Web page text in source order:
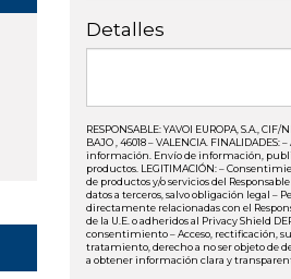
Detalles
RESPONSABLE: YAVOI EUROPA, S.A., CIF/
BAJO , 46018 – VALENCIA.
información. Envío de información,
productos. LEGITIMACIÓN: –
de productos y/o servicios del Responsable
datos a terceros, salvo obligación legal –
directamente relacionadas con el
de la U.E. o adheridos al Privacy Shield
consentimiento – Acceso, rectificación,
tratamiento, derecho a no ser objeto de
a obtener información clara y